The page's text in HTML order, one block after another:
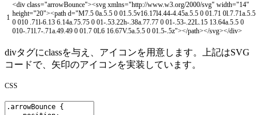
1
<div class="arrowBounce"><svg xmlns="http://www.w3.org/2000/svg" width="14"
height="20"><path d="M7.5 0a.5.5 0 01.5.5v16.17l4.44-4.45a.5.5 0 01.71 0l.7.71a.5.5
0 010 .71l-6.13 6.14a.75.75 0 01-.53.22h-.38a.77.77 0 01-.53-.22L.15 13.64a.5.5 0
010-.71l.7-.71a.49.49 0 01.7 0L6 16.67V.5a.5.5 0 01.5-.5z"></path></svg></div>
divタグにclassを与え、アイコンを用意します。上記はSVG
コードで、矢印のアイコンを実装しています。
CSS